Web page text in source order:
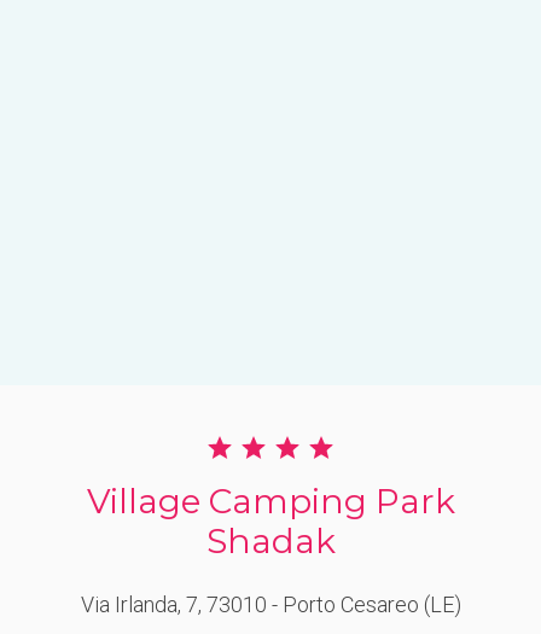
Village Camping Park
Shadak
Via Irlanda, 7, 73010 - Porto Cesareo (LE)